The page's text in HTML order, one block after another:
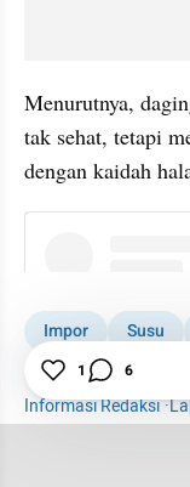
Menurutnya,
tak sehat, tetapi
dengan kaidah
Impor Susu
Tarif Trump
Informasi Redaksi·
1 6